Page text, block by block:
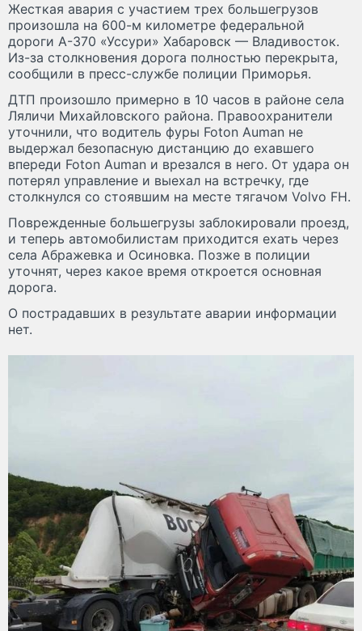
Жесткая авария с участием трех большегрузов
произошла на 600-м километре федеральной
дороги А-370 «Уссури» Хабаровск — Владивосток.
Из-за столкновения дорога полностью перекрыта,
сообщили в пресс-службе полиции Приморья.
ДТП произошло примерно в 10 часов в районе села
Ляличи Михайловского района. Правоохранители
уточнили, что водитель фуры Foton Auman не
выдержал безопасную дистанцию до ехавшего
впереди Foton Auman и врезался в него. От удара он
потерял управление и выехал на встречку, где
столкнулся со стоявшим на месте тягачом Volvo FH.
Поврежденные большегрузы заблокировали проезд,
и теперь автомобилистам приходится ехать через
села Абражевка и Осиновка. Позже в полиции
уточнят, через какое время откроется основная
дорога.
О пострадавших в результате аварии информации
нет.